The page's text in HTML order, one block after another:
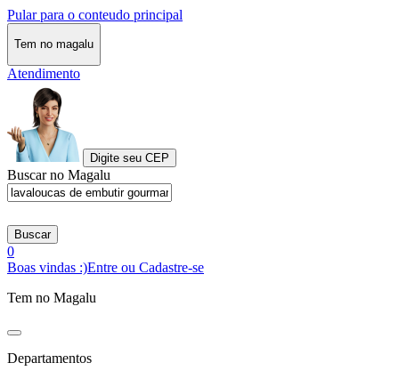
Pular para o conteudo principal
Tem no magalu
Atendimento
Digite seu CEP
Buscar no Magalu
Buscar
0
Boas vindas :)Entre ou Cadastre-se
Tem no Magalu
Departamentos